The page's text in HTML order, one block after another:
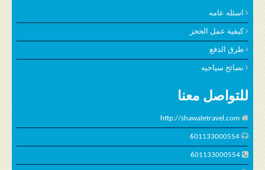
اسئله عامه
كيفية عمل الحجز
طرق الدفع
نصائح سياحيه
للتواصل معنا
http://shawatetravel.com
601133000554
601133000554